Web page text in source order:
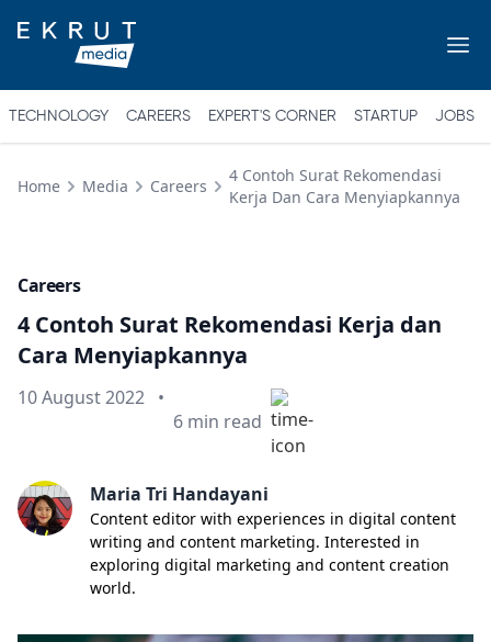
TECHNOLOGY CAREERS EXPERT'S CORNER STARTUP JOBS
Home Media Careers
4 Contoh Surat Rekomendasi
Kerja Dan Cara Menyiapkannya
Careers
4 Contoh Surat Rekomendasi Kerja dan
Cara Menyiapkannya
Published on
10 August 2022 •
Min read
6 min read
Maria Tri Handayani
Content editor with experiences in digital content
writing and content marketing. Interested in
exploring digital marketing and content creation
world.